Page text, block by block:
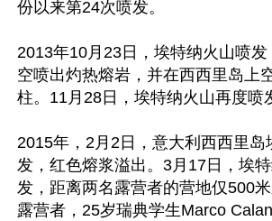
份以来第24次喷发。
2013年10月23日，埃特纳火山喷
空喷出灼热熔岩，并在西西里岛上
柱。11月28日，埃特纳火山再度喷
2015年，2月2日，意大利西西里岛
发，红色熔浆溢出。3月17日，埃
发，距离两名露营者的营地仅500
露营者，25岁瑞典学生Marco